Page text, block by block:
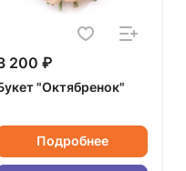
200 ₽
"Октябренок"
Подробнее